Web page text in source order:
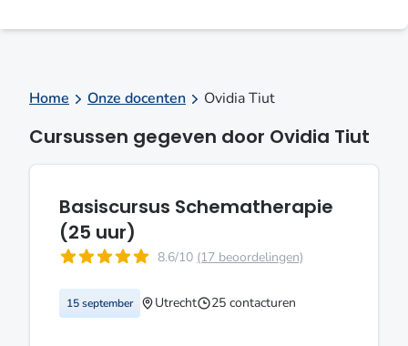
Home Onze docenten Ovidia Tiut
Cursussen gegeven door Ovidia Tiut
Basiscursus Schematherapie
(25 uur)
8.6/10 (17 beoordelingen)
15 september Utrecht 25 contacturen